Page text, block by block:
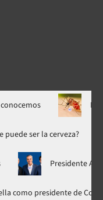
Dengue
saludable puede ser la
Presidente Abinader,
de la Espriella como